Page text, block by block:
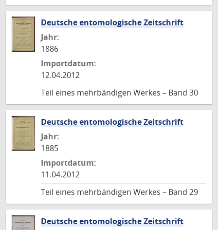
Deutsche entomologische Zeitschrift
Jahr:
1886
Importdatum:
12.04.2012
Teil eines mehrbändigen Werkes – Band 30
Deutsche entomologische Zeitschrift
Jahr:
1885
Importdatum:
11.04.2012
Teil eines mehrbändigen Werkes – Band 29
Deutsche entomologische Zeitschrift